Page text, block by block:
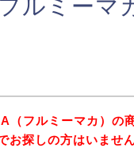
ルミーマ
フルミーマカ）の
お探しの方はいませ